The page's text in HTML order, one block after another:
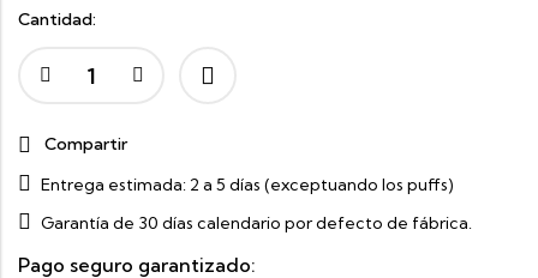
Cantidad:
Compartir
Entrega estimada: 2 a 5 días (exceptuando los puffs)
Garantía de 30 días calendario por defecto de fábrica.
Pago seguro garantizado: